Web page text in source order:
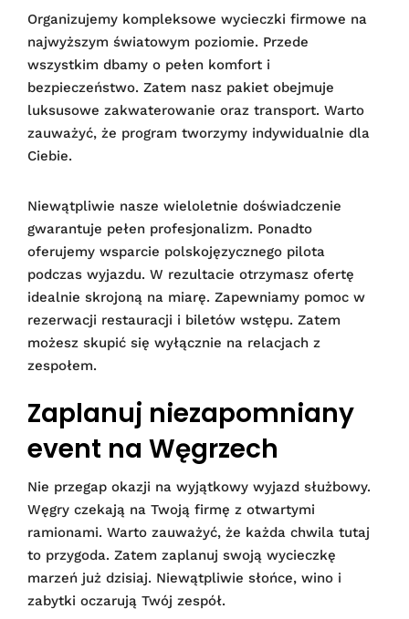
Organizujemy kompleksowe wycieczki firmowe na
najwyższym światowym poziomie. Przede
wszystkim dbamy o pełen komfort i
bezpieczeństwo. Zatem nasz pakiet obejmuje
luksusowe zakwaterowanie oraz transport. Warto
zauważyć, że program tworzymy indywidualnie dla
Ciebie.
Niewątpliwie nasze wieloletnie doświadczenie
gwarantuje pełen profesjonalizm. Ponadto
oferujemy wsparcie polskojęzycznego pilota
podczas wyjazdu. W rezultacie otrzymasz ofertę
idealnie skrojoną na miarę. Zapewniamy pomoc w
rezerwacji restauracji i biletów wstępu. Zatem
możesz skupić się wyłącznie na relacjach z
zespołem.
Zaplanuj niezapomniany
event na Węgrzech
Nie przegap okazji na wyjątkowy wyjazd służbowy.
Węgry czekają na Twoją firmę z otwartymi
ramionami. Warto zauważyć, że każda chwila tutaj
to przygoda. Zatem zaplanuj swoją wycieczkę
marzeń już dzisiaj. Niewątpliwie słońce, wino i
zabytki oczarują Twój zespół.